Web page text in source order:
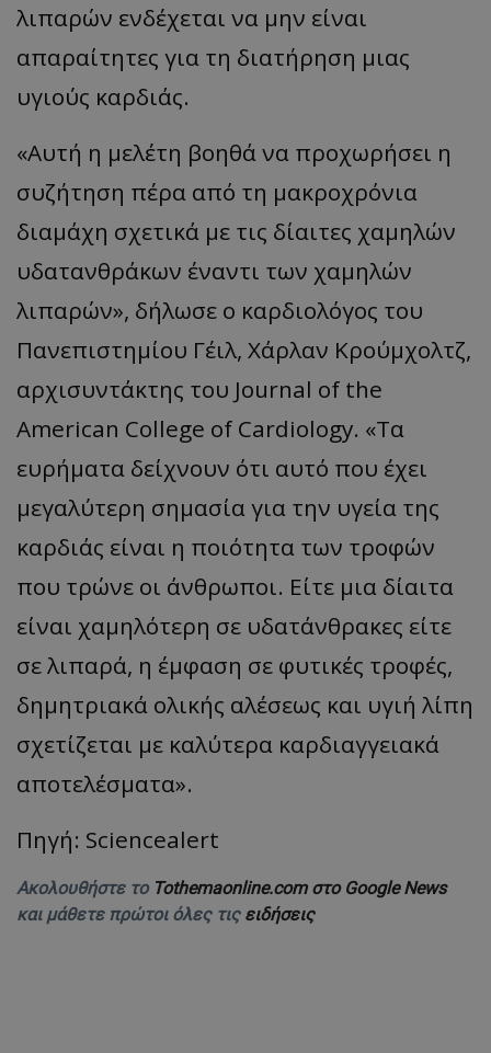
λιπαρών ενδέχεται να μην είναι
απαραίτητες για τη διατήρηση μιας
υγιούς καρδιάς.
«Αυτή η μελέτη βοηθά να προχωρήσει η
συζήτηση πέρα ​​από τη μακροχρόνια
διαμάχη σχετικά με τις δίαιτες χαμηλών
υδατανθράκων έναντι των χαμηλών
λιπαρών», δήλωσε ο καρδιολόγος του
Πανεπιστημίου Γέιλ, Χάρλαν Κρούμχολτζ,
αρχισυντάκτης του Journal of the
American College of Cardiology. «Τα
ευρήματα δείχνουν ότι αυτό που έχει
μεγαλύτερη σημασία για την υγεία της
καρδιάς είναι η ποιότητα των τροφών
που τρώνε οι άνθρωποι. Είτε μια δίαιτα
είναι χαμηλότερη σε υδατάνθρακες είτε
σε λιπαρά, η έμφαση σε φυτικές τροφές,
δημητριακά ολικής αλέσεως και υγιή λίπη
σχετίζεται με καλύτερα καρδιαγγειακά
αποτελέσματα».
Πηγή: Sciencealert
Ακολουθήστε το Tothemaonline.com στο Google News
και μάθετε πρώτοι όλες τις ειδήσεις